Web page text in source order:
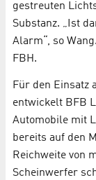
gestreuten
Substanz. „Ist
Alarm“, so
FBH.
Für den Einsatz
entwickelt BFB
Automobile mit
bereits auf den
Reichweite von
Scheinwerfer